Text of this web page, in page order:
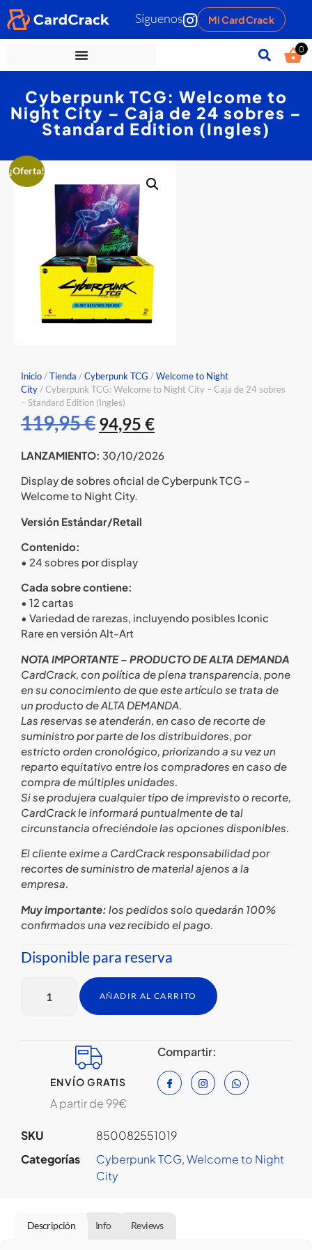
Síguenos Mi Card Crack
0
Cyberpunk TCG: Welcome to
Night City – Caja de 24 sobres –
Standard Edition (Ingles)
¡Oferta!
Inicio/Tienda /Cyberpunk TCG /Welcome to Night
City/ Cyberpunk TCG: Welcome to Night City – Caja de 24 sobres
– Standard Edition (Ingles)
119,95€ 94,95 €
LANZAMIENTO: 30/10/2026
Display de sobres oficial de Cyberpunk TCG –
Welcome to Night City.
Versión Estándar/Retail
Contenido:
• 24 sobres por display
Cada sobre contiene:
• 12 cartas
• Variedad de rarezas, incluyendo posibles Iconic
Rare en versión Alt-Art
NOTA IMPORTANTE – PRODUCTO DE ALTA DEMANDA
CardCrack, con política de plena transparencia, pone
en su conocimiento de que este artículo se trata de
un producto de ALTA DEMANDA.
Las reservas se atenderán, en caso de recorte de
suministro por parte de los distribuidores, por
estricto orden cronológico, priorizando a su vez un
reparto equitativo entre los compradores en caso de
compra de múltiples unidades.
Si se produjera cualquier tipo de imprevisto o recorte,
CardCrack le informará puntualmente de tal
circunstancia ofreciéndole las opciones disponibles.
El cliente exime a CardCrack responsabilidad por
recortes de suministro de material ajenos a la
empresa.
Muy importante: los pedidos solo quedarán 100%
confirmados una vez recibido el pago.
Disponible para reserva
AÑADIR AL CARRITO
ENVÍO GRATIS
A partir de 99€
Compartir:
SKU
850082551019
Categorías
Cyberpunk TCG,Welcome to Night
City
Descripción Info Reviews